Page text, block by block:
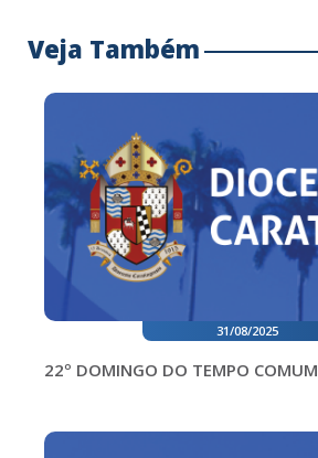
Veja Também
31/08/2025
22º DOMINGO DO TEMPO COMUM